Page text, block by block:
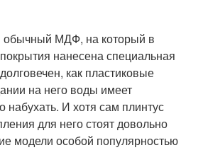
обычный МДФ, на который в
нанесена специальная
как пластиковые
на него воды имеет
набухать. И хотя сам плинтус
для него стоят довольно
модели особой популярностью